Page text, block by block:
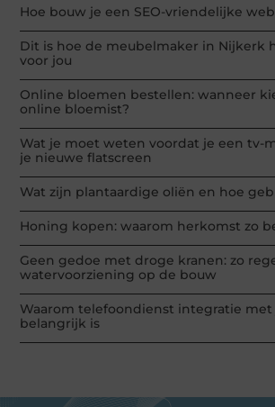
Hoe bouw je een SEO-vriendelijke
Dit is hoe de meubelmaker in Nijkerk
voor jou
Online bloemen bestellen: wanneer
online bloemist?
Wat je moet weten voordat je een tv-
je nieuwe flatscreen
Wat zijn plantaardige oliën en hoe
Honing kopen: waarom herkomst zo
Geen gedoe met droge kranen: zo
watervoorziening op de bouw
Waarom telefoondienst integratie met
belangrijk is